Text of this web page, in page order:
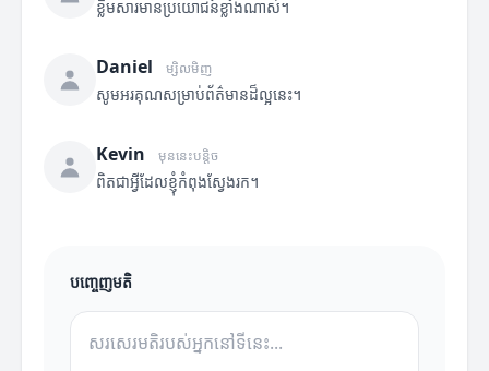
ខ្លឹមសារមានប្រយោជន៍ខ្លាំងណាស់។
Daniel ម្សិលមិញ
សូមអរគុណសម្រាប់ព័ត៌មានដ៏ល្អនេះ។
Kevin មុននេះបន្តិច
ពិតជាអ្វីដែលខ្ញុំកំពុងស្វែងរក។
បញ្ចេញមតិ